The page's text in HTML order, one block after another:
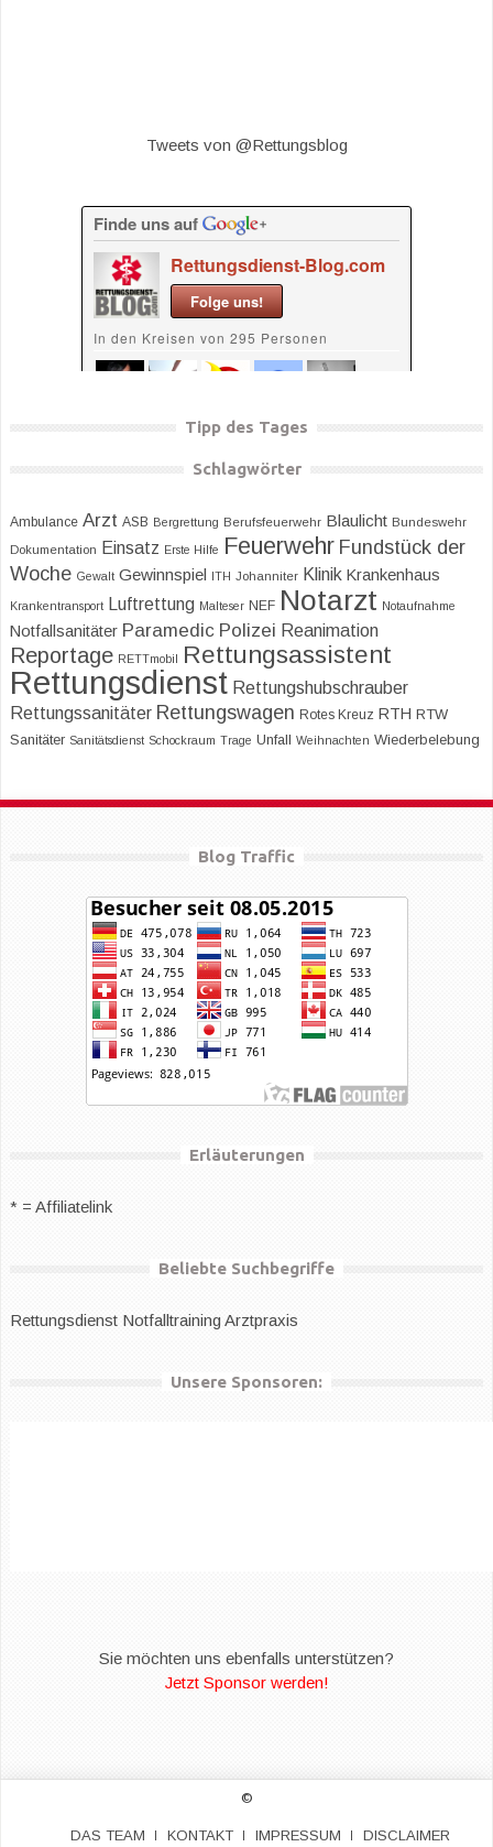
Tweets von @Rettungsblog
Tipp des Tages
Schlagwörter
Ambulance Arzt ASB Bergrettung Berufsfeuerwehr Blaulicht Bundeswehr
Dokumentation Einsatz Erste Hilfe Feuerwehr Fundstück der
Woche Gewalt Gewinnspiel ITH Johanniter Klinik Krankenhaus
Krankentransport Luftrettung Malteser NEF Notarzt Notaufnahme
Notfallsanitäter Paramedic Polizei Reanimation
Reportage RETTmobil Rettungsassistent
Rettungsdienst Rettungshubschrauber
Rettungssanitäter Rettungswagen Rotes Kreuz RTH RTW
Sanitäter Sanitätsdienst Schockraum Trage Unfall Weihnachten Wiederbelebung
Blog Traffic
Erläuterungen
* = Affiliatelink
Beliebte Suchbegriffe
Rettungsdienst Notfalltraining Arztpraxis
Unsere Sponsoren:
Sie möchten uns ebenfalls unterstützen?
Jetzt Sponsor werden!
©
DAS TEAM KONTAKT IMPRESSUM DISCLAIMER